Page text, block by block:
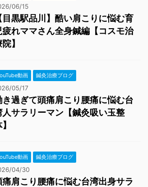
06/15
目黒駅品川】酷い肩こりに悩む育
疲れママさん全身鍼編【コスモ治
】
動画 鍼灸治療ブログ
05/17
き過ぎて頭痛肩こり腰痛に悩む台
人サラリーマン【鍼灸吸い玉整
動画 鍼灸治療ブログ
04/30
痛肩こり腰痛に悩む台湾出身サラ